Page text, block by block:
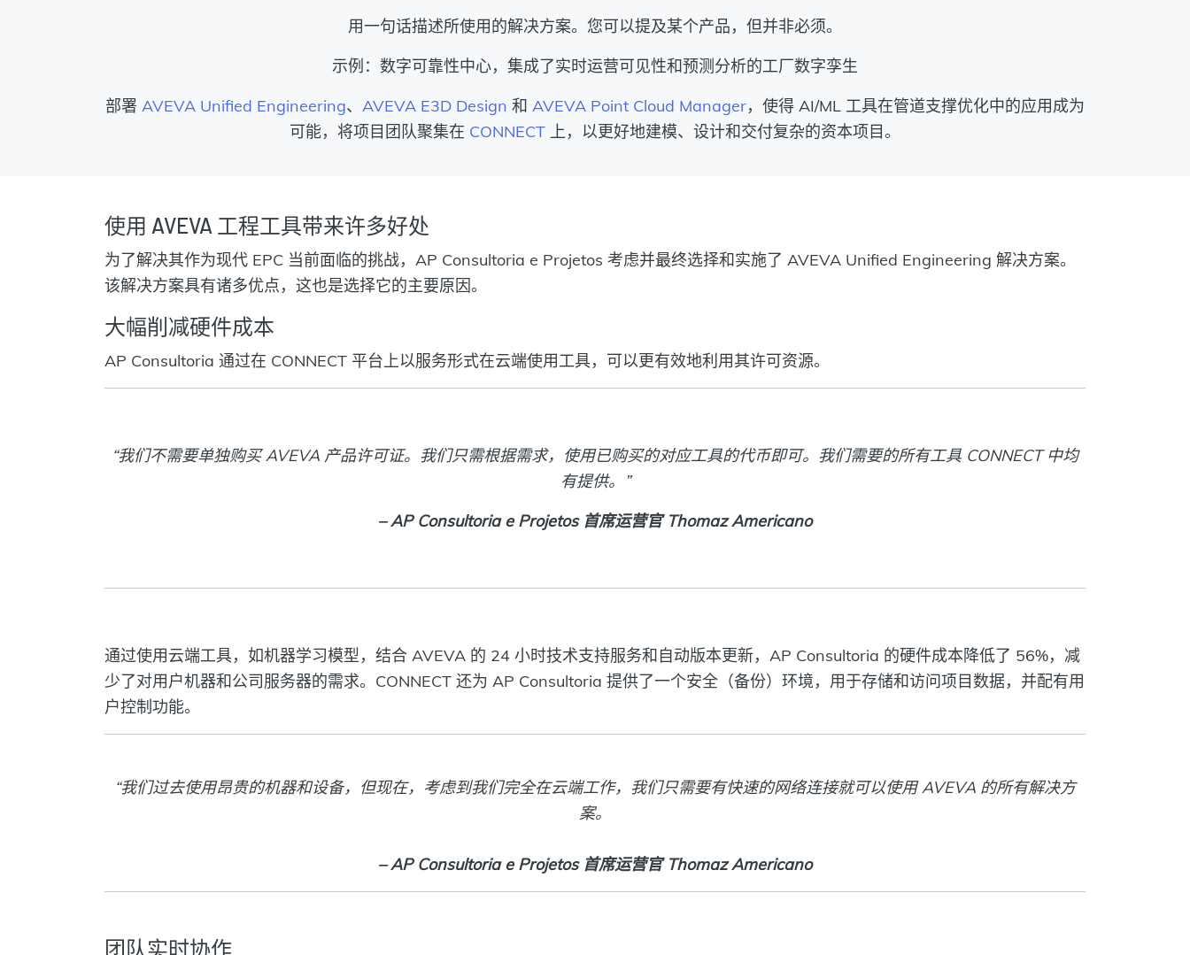
用一句话描述所使用的解决方案。您可以提及某个产品，但并非必须。
示例：数字可靠性中心，集成了实时运营可见性和预测分析的工厂数字孪生
部署 AVEVA Unified Engineering、 AVEVA E3D Design 和 AVEVA Point Cloud Manager，使得 AI/ML 工具在管道支撑优化中的应用成为
可能，将项目团队聚集在 CONNECT 上，以更好地建模、设计和交付复杂的资本项目。
使用 AVEVA 工程工具带来许多好处
为了解决其作为现代 EPC 当前面临的挑战，AP Consultoria e Projetos 考虑并最终选择和实施了 AVEVA Unified Engineering 解决方案。
该解决方案具有诸多优点，这也是选择它的主要原因。
大幅削减硬件成本
AP Consultoria 通过在 CONNECT 平台上以服务形式在云端使用工具，可以更有效地利用其许可资源。
“我们不需要单独购买 AVEVA 产品许可证。我们只需根据需求，使用已购买的对应工具的代币即可。我们需要的所有工具 CONNECT 中均
有提供。”
– AP Consultoria e Projetos 首席运营官 Thomaz Americano
通过使用云端工具，如机器学习模型，结合 AVEVA 的 24 小时技术支持服务和自动版本更新，AP Consultoria 的硬件成本降低了 56%，减
少了对用户机器和公司服务器的需求。CONNECT 还为 AP Consultoria 提供了一个安全（备份）环境，用于存储和访问项目数据，并配有用
户控制功能。
“我们过去使用昂贵的机器和设备，但现在，考虑到我们完全在云端工作，我们只需要有快速的网络连接就可以使用 AVEVA 的所有解决方
案。
– AP Consultoria e Projetos 首席运营官 Thomaz Americano
团队实时协作